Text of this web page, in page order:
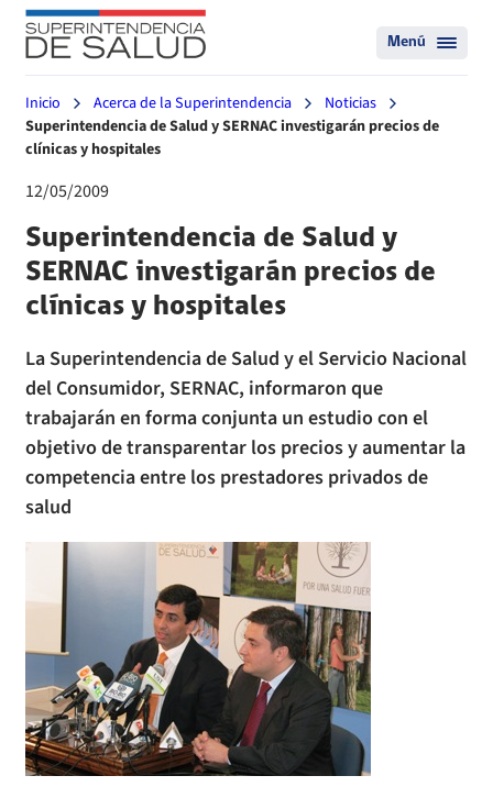
Menú
Inicio Acerca de la Superintendencia
Noticias
Superintendencia de Salud y SERNAC investigarán precios de
clínicas y hospitales
12/05/2009
Superintendencia de Salud y
SERNAC investigarán precios de
clínicas y hospitales
La Superintendencia de Salud y el Servicio Nacional
del Consumidor, SERNAC, informaron que
trabajarán en forma conjunta un estudio con el
objetivo de transparentar los precios y aumentar la
competencia entre los prestadores privados de
salud